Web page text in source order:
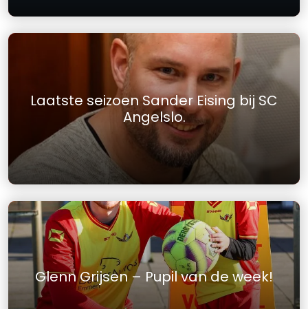
Laatste seizoen Sander Eising bij SC
Angelslo.
Glenn Grijsen – Pupil van de week!